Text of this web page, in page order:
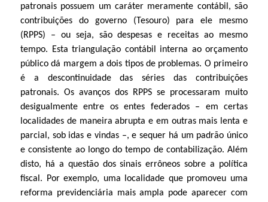
patronais possuem um caráter meramente contábil, são
contribuições do governo (Tesouro) para ele mesmo
(RPPS) – ou seja, são despesas e receitas ao mesmo
tempo. Esta triangulação contábil interna ao orçamento
público dá margem a dois tipos de problemas. O primeiro
é a descontinuidade das séries das contribuições
patronais. Os avanços dos RPPS se processaram muito
desigualmente entre os entes federados – em certas
localidades de maneira abrupta e em outras mais lenta e
parcial, sob idas e vindas –, e sequer há um padrão único
e consistente ao longo do tempo de contabilização. Além
disto, há a questão dos sinais errôneos sobre a política
fiscal. Por exemplo, uma localidade que promoveu uma
reforma previdenciária mais ampla pode aparecer com